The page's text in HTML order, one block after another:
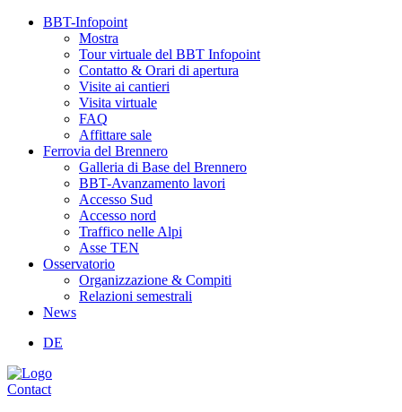
BBT-Infopoint
Mostra
Tour virtuale del BBT Infopoint
Contatto & Orari di apertura
Visite ai cantieri
Visita virtuale
FAQ
Affittare sale
Ferrovia del Brennero
Galleria di Base del Brennero
BBT-Avanzamento lavori
Accesso Sud
Accesso nord
Traffico nelle Alpi
Asse TEN
Osservatorio
Organizzazione & Compiti
Relazioni semestrali
News
DE
Contact